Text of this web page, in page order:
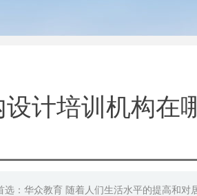
设计培训机构在
选：华众教育 随着人们生活水平的提高和对